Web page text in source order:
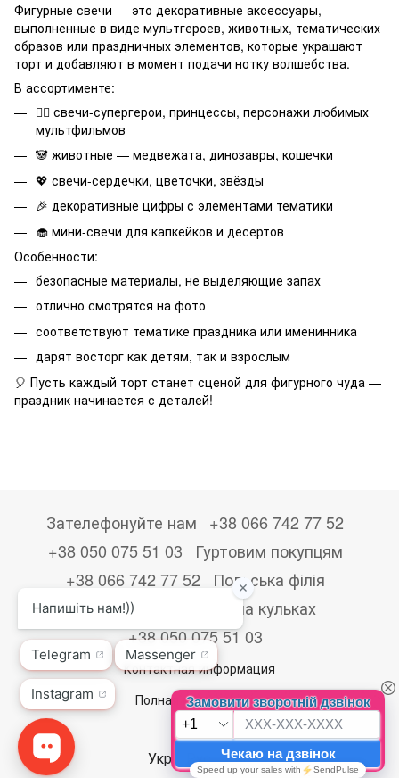
Фигурные свечи — это декоративные аксессуары,
выполненные в виде мультгероев, животных, тематических
образов или праздничных элементов, которые украшают
торт и добавляют в момент подачи нотку волшебства.
В ассортименте:
🦸‍♀️ свечи-супергерои, принцессы, персонажи любимых
мультфильмов
🐼 животные — медвежата, динозавры, кошечки
💖 свечи-сердечки, цветочки, звёзды
🎉 декоративные цифры с элементами тематики
🧁 мини-свечи для капкейков и десертов
Особенности:
безопасные материалы, не выделяющие запах
отлично смотрятся на фото
соответствуют тематике праздника или именинника
дарят восторг как детям, так и взрослым
🎈 Пусть каждый торт станет сценой для фигурного чуда —
праздник начинается с деталей!
Зателефонуйте нам
+38 066 742 77 52
+38 050 075 51 03
Гуртовим покупцям
+38 066 742 77 52
Польська філія
+48533867723
Друк на кульках
+38 050 075 51 03
Контактная информация
Полная версия сайта
© 2026
Укр Рус Eng